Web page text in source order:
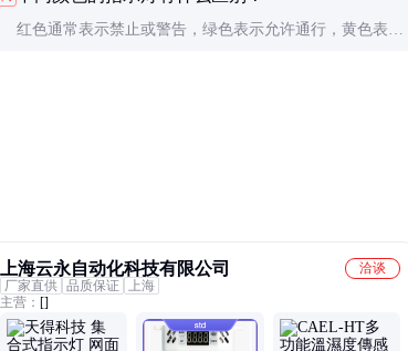
红色通常表示禁止或警告，绿色表示允许通行，黄色表示
上海云永自动化科技有限公司
洽谈
厂家直供 品质保证
上海
主营： []